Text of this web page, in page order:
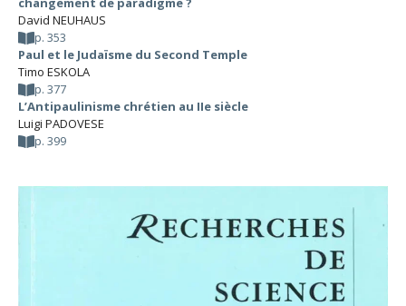
David NEUHAUS
p. 353
Paul et le Judaïsme du Second Temple
Timo ESKOLA
p. 377
L’Antipaulinisme chrétien au IIe siècle
Luigi PADOVESE
p. 399